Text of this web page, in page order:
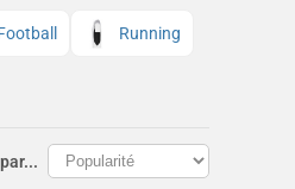
Running